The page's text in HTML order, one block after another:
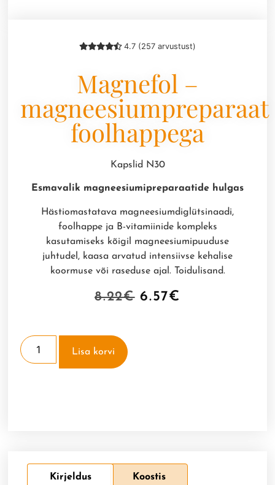
4.7 (257 arvustust)
Magnefol –
magneesiumpreparaat
foolhappega
Kapslid N30
Esmavalik magneesiumipreparaatide hulgas
Hästiomastatava magneesiumdiglütsinaadi,
foolhappe ja B-vitamiinide kompleks
kasutamiseks kõigil magneesiumipuuduse
juhtudel, kaasa arvatud intensiivse kehalise
koormuse või raseduse ajal. Toidulisand.
8.22€ 6.57€
Lisa korvi
Kirjeldus Koostis